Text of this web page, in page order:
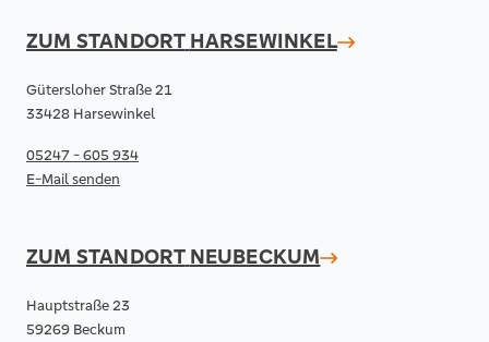
ZUM STANDORT HARSEWINKEL
Gütersloher Straße 21
33428 Harsewinkel
05247 - 605 934
E-Mail senden
ZUM STANDORT NEUBECKUM
Hauptstraße 23
59269 Beckum